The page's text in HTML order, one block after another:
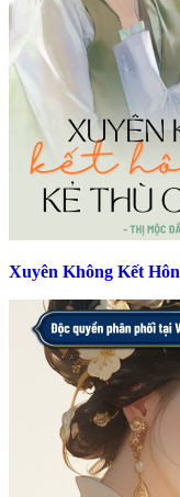
Xuyên Không Kết